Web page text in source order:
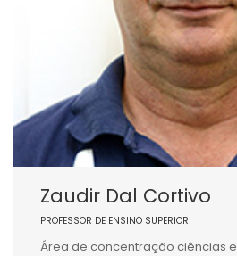
Zaudir Dal Cortivo
PROFESSOR DE ENSINO SUPERIOR
Área de concentração ciências